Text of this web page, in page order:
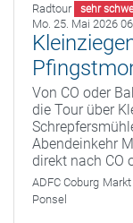
Radtour sehr
Mo. 25. Mai 2026
Von CO oder
die Tour über
Abendeinkehr
direkt nach CO
ADFC Coburg
Ponsel